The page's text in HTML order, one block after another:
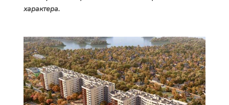
характера.